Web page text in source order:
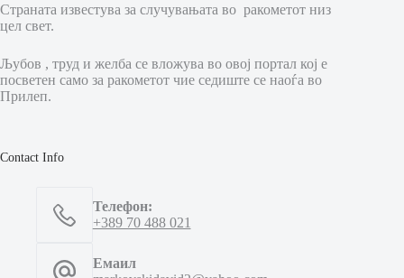
Страната известува за случувањата во ракометот низ
цел свет.
Љубов , труд и желба се вложува во овој портал кој е
посветен само за ракометот чие седиште се наоѓа во
Прилеп.
Contact Info
Телефон:
+389 70 488 021
Емаил